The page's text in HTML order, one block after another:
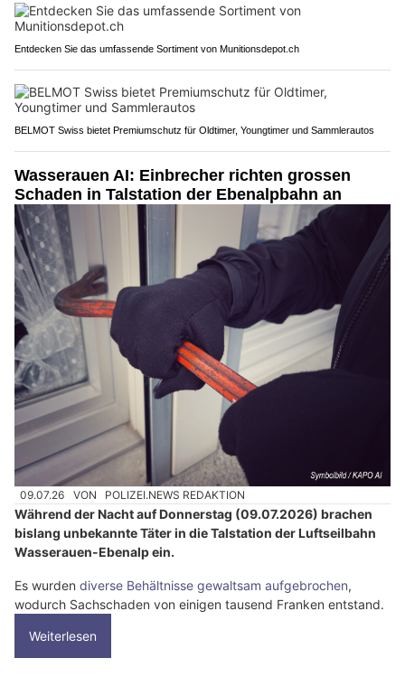
Entdecken Sie das umfassende Sortiment von Munitionsdepot.ch
BELMOT Swiss bietet Premiumschutz für Oldtimer, Youngtimer und Sammlerautos
Wasserauen AI: Einbrecher richten grossen
Schaden in Talstation der Ebenalpbahn an
09.07.26 VON POLIZEI.NEWS REDAKTION
Während der Nacht auf Donnerstag (09.07.2026) brachen
bislang unbekannte Täter in die Talstation der Luftseilbahn
Wasserauen-Ebenalp ein.
Es wurden diverse Behältnisse gewaltsam aufgebrochen,
wodurch Sachschaden von einigen tausend Franken entstand.
Weiterlesen